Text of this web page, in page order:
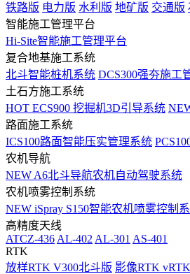
铁路版 电力版 水利版 地矿版 交通版
智能施工管理平台
Hi-Site智能施工管理平台
复合地基施工系统
北斗智能桩机系统 DCS300强夯施工
土石方施工系统
HOT ECS900 挖掘机3D引导系统
路面施工系统
ICS100路面智能压实管理系统
农机导航
NEW A6北斗导航农机自动驾驶系统
农机喷雾控制系统
NEW iSpray S150智能农机喷雾控制
高精度天线
ATCZ-436 AL-402 AL-301 AS-401
RTK
放样RTK V300北斗版 影像RTK